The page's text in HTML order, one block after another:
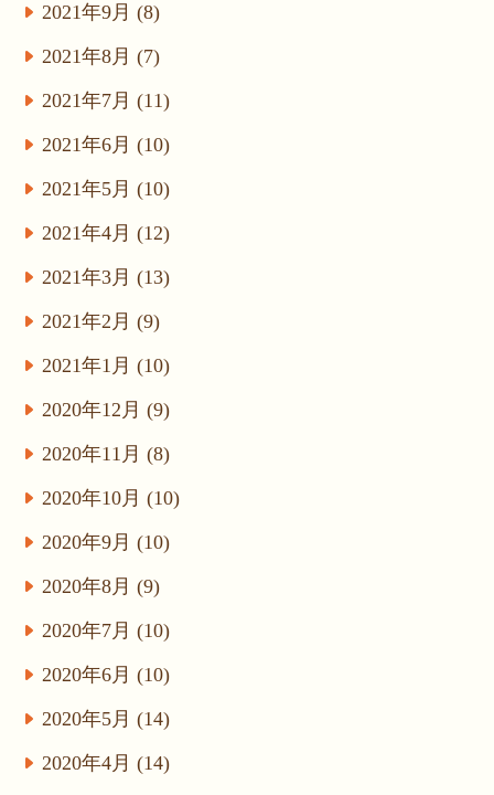
2021年9月 (8)
2021年8月 (7)
2021年7月 (11)
2021年6月 (10)
2021年5月 (10)
2021年4月 (12)
2021年3月 (13)
2021年2月 (9)
2021年1月 (10)
2020年12月 (9)
2020年11月 (8)
2020年10月 (10)
2020年9月 (10)
2020年8月 (9)
2020年7月 (10)
2020年6月 (10)
2020年5月 (14)
2020年4月 (14)